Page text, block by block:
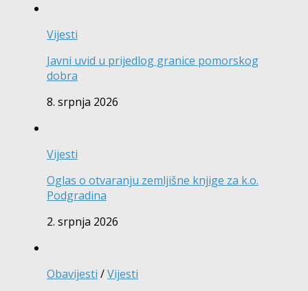
Vijesti
Javni uvid u prijedlog granice pomorskog
dobra
8. srpnja 2026
Vijesti
Oglas o otvaranju zemljišne knjige za k.o.
Podgradina
2. srpnja 2026
Obavijesti /Vijesti